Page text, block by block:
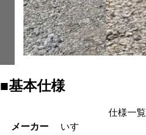
■基本仕様
仕様一覧
メーカー
いすゞ